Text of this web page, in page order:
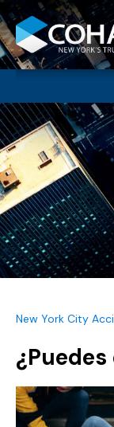
New York City